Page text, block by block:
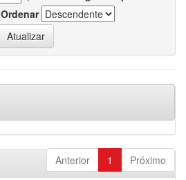
Ordenar
Anterior 1 Próximo